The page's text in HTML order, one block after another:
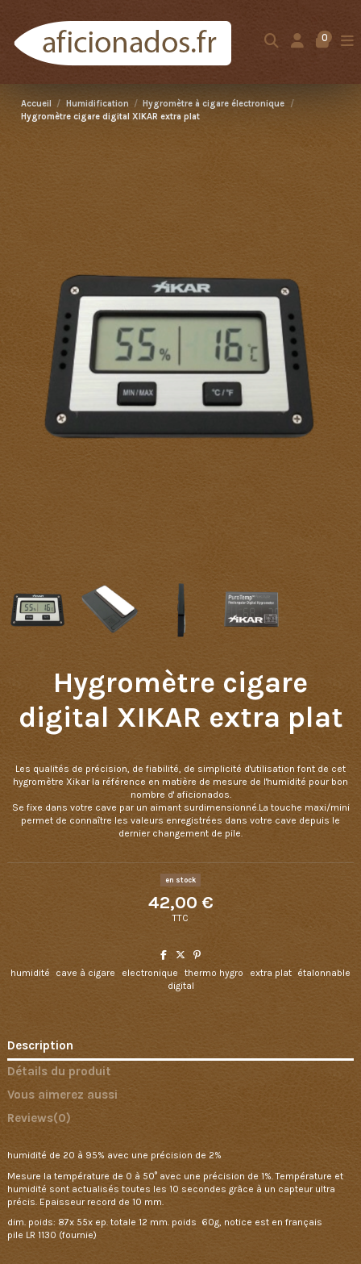
0
Accueil Humidification
Hygromètre à cigare électronique
Hygromètre cigare digital XIKAR extra plat
Hygromètre cigare
digital XIKAR extra plat
Les qualités de précision, de fiabilité, de simplicité d'utilisation font de cet
hygromètre Xikar la référence en matière de mesure de l'humidité pour bon
nombre d' aficionados.
Se fixe dans votre cave par un aimant surdimensionné.La touche maxi/mini
permet de connaître les valeurs enregistrées dans votre cave depuis le
dernier changement de pile.
en stock
42,00 €
TTC
humidité cave à cigare electronique thermo hygro extra plat étalonnable
digital
Description
Détails du produit
Vous aimerez aussi
Reviews(0)
humidité de 20 à 95% avec une précision de 2%
Mesure la température de 0 à 50° avec une précision de 1%. Température et
humidité sont actualisés toutes les 10 secondes grâce à un capteur ultra
précis. Epaisseur record de 10 mm.
dim. poids: 87x 55x ep. totale 12 mm. poids 60g, notice est en français
pile LR 1130 (fournie)